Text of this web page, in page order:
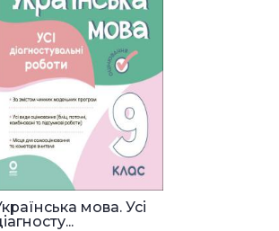
мова. Усі